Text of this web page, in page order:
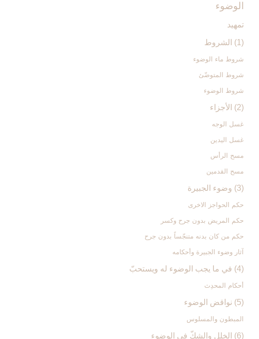
الوضوء
تمهيد
(1) الشروط
شروط ماء الوضوء
شروط المتوضّئ
شروط الوضوء
(2) الأجزاء
غسل الوجه
غسل اليدين
مسح الرأس
مسح القدمين
(3) وضوء الجبيرة
حكم الحواجز الاخرى
حكم المريض بدون جرح وكسر
حكم من كان بدنه متنجّساً بدون جرح
آثار وضوء الجبيرة وأحكامه
(4) في ما يجب الوضوء له ويستحبّ‏
أحكام المحدِث
(5) نواقض الوضوء
المبطون والمسلوس
(6) الخلل والشكّ في الوضوء